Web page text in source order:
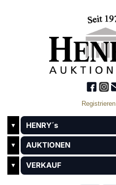
Registrieren
▼ HENRY´s
▼ AUKTIONEN
▼ VERKAUF